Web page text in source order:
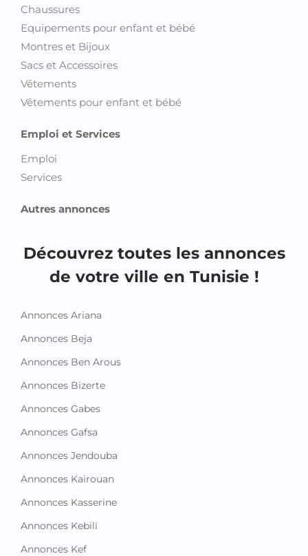
Chaussures
Equipements pour enfant et bébé
Montres et Bijoux
Sacs et Accessoires
Vêtements
Vêtements pour enfant et bébé
Emploi et Services
Emploi
Services
Autres annonces
Découvrez toutes les annonces
de votre ville en Tunisie !
Annonces Ariana
Annonces Beja
Annonces Ben Arous
Annonces Bizerte
Annonces Gabes
Annonces Gafsa
Annonces Jendouba
Annonces Kairouan
Annonces Kasserine
Annonces Kebili
Annonces Kef